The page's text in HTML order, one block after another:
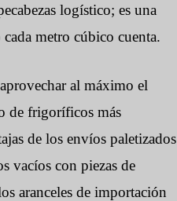
logístico; es una
metro cúbico cuenta.
al máximo el
de frigoríficos más
de los envíos paletizados
vacíos con piezas de
aranceles de importación